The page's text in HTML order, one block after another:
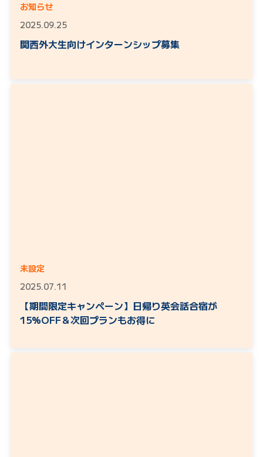
お知らせ
2025.09.25
関西外大生向けインターンシップ募集
未設定
2025.07.11
【期間限定キャンペーン】日帰り英会話合宿が
15%OFF＆次回プランもお得に